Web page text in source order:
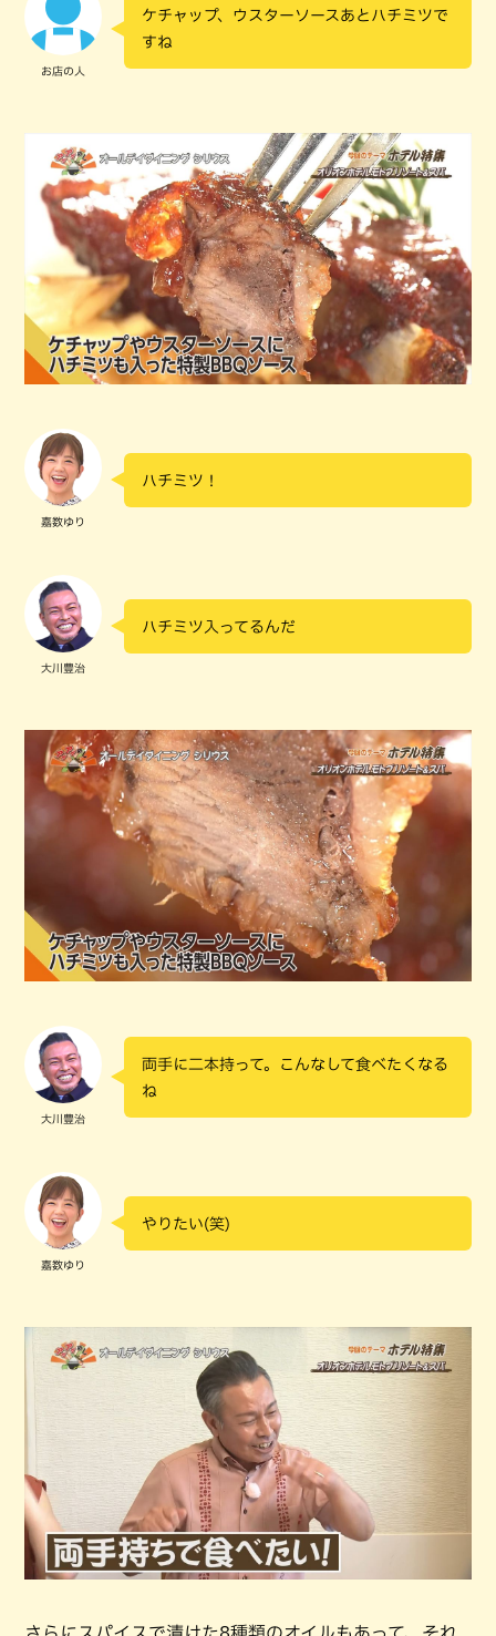
お店の人
ケチャップ、ウスターソースあとハチミツで
すね
嘉数ゆり
ハチミツ！
大川豊治
ハチミツ入ってるんだ
大川豊治
両手に二本持って。こんなして食べたくなる
ね
嘉数ゆり
やりたい(笑)
さらにスパイスで漬けた8種類のオイルもあって、それ